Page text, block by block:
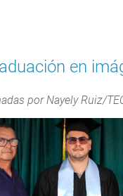
en
por Nayely Ruiz/